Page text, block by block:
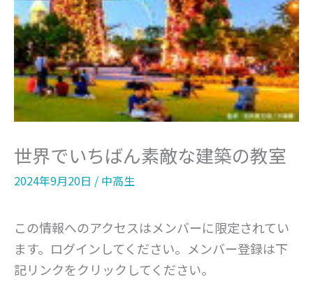
世界でいちばん素敵な建築の教室
2024年9月20日 / 中高生
この情報へのアクセスはメンバーに限定されてい
ます。ログインしてください。メンバー登録は下
記リンクをクリックしてください。